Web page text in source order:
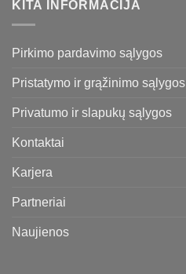
KITA INFORMACIJA
Pirkimo pardavimo sąlygos
Pristatymo ir grąžinimo sąlygos
Privatumo ir slapukų sąlygos
Kontaktai
Karjera
Partneriai
Naujienos